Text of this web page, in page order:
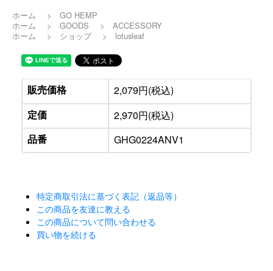
ホーム >
GO HEMP
ホーム
> GOODS >
ACCESSORY
ホーム
> ショップ > lotusleaf
販売価格
2,079円(税込)
定価
2,970円(税込)
品番
GHG0224ANV1
特定商取引法に基づく表記（返品等）
この商品を友達に教える
この商品について問い合わせる
買い物を続ける